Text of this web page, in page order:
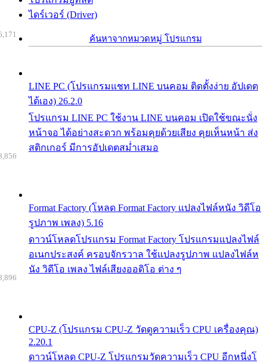
ไดร์เวอร์ (Driver)
ค้นหาจากหมวดหมู่ โปรแกรม
LINE PC (โปรแกรมแชท LINE บนคอม ติดตั้งง่าย อัปเดต
ได้เอง) 26.2.0
โปรแกรม LINE PC ใช้งาน LINE บนคอม เปิดใช้ขณะนั่ง
หน้าจอ ได้อย่างสะดวก พร้อมคุยด้วยเสียง คุยเห็นหน้า ส่ง
สติกเกอร์ มีการอัปเดตสม่ำเสมอ
Format Factory (โหลด Format Factory แปลงไฟล์หนัง วิดีโอ
รูปภาพ เพลง) 5.16
ดาวน์โหลดโปรแกรม Format Factory โปรแกรมแปลงไฟล์
อเนกประสงค์ ครอบจักรวาล ใช้แปลงรูปภาพ แปลงไฟล์ห
นัง วิดีโอ เพลง ไฟล์เสียงออดิโอ ต่าง ๆ
CPU-Z (โปรแกรม CPU-Z วัดดูความเร็ว CPU เครื่องคุณ)
2.20.1
ดาวน์โหลด CPU-Z โปรแกรมวัดความเร็ว CPU อีกหนึ่งโ